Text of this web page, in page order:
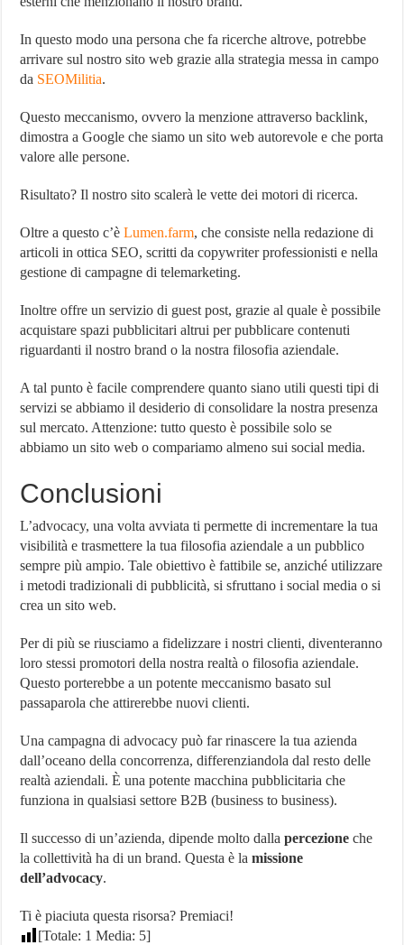
In questo modo una persona che fa ricerche altrove, potrebbe
arrivare sul nostro sito web grazie alla strategia messa in campo
da SEOMilitia.
Questo meccanismo, ovvero la menzione attraverso backlink,
dimostra a Google che siamo un sito web autorevole e che porta
valore alle persone.
Risultato? Il nostro sito scalerà le vette dei motori di ricerca.
Oltre a questo c’è Lumen.farm, che consiste nella redazione di
articoli in ottica SEO, scritti da copywriter professionisti e nella
gestione di campagne di telemarketing.
Inoltre offre un servizio di guest post, grazie al quale è possibile
acquistare spazi pubblicitari altrui per pubblicare contenuti
riguardanti il nostro brand o la nostra filosofia aziendale.
A tal punto è facile comprendere quanto siano utili questi tipi di
servizi se abbiamo il desiderio di consolidare la nostra presenza
sul mercato. Attenzione: tutto questo è possibile solo se
abbiamo un sito web o compariamo almeno sui social media.
Conclusioni
L’advocacy, una volta avviata ti permette di incrementare la tua
visibilità e trasmettere la tua filosofia aziendale a un pubblico
sempre più ampio. Tale obiettivo è fattibile se, anziché utilizzare
i metodi tradizionali di pubblicità, si sfruttano i social media o si
crea un sito web.
Per di più se riusciamo a fidelizzare i nostri clienti, diventeranno
loro stessi promotori della nostra realtà o filosofia aziendale.
Questo porterebbe a un potente meccanismo basato sul
passaparola che attirerebbe nuovi clienti.
Una campagna di advocacy può far rinascere la tua azienda
dall’oceano della concorrenza, differenziandola dal resto delle
realtà aziendali. È una potente macchina pubblicitaria che
funziona in qualsiasi settore B2B (business to business).
Il successo di un’azienda, dipende molto dallapercezione che
la collettività ha di un brand. Questa è lamissione
dell’advocacy.
Ti è piaciuta questa risorsa? Premiaci!
[Totale: 1 Media: 5]